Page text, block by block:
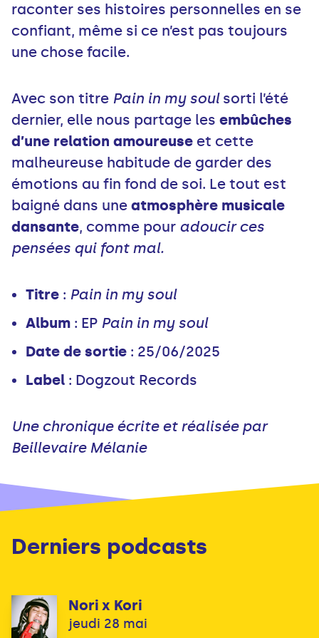
raconter ses histoires personnelles en se
confiant, même si ce n’est pas toujours
une chose facile.
Avec son titre Pain in my soulsorti l’été
dernier, elle nous partage les embûches
d’une relation amoureuse et cette
malheureuse habitude de garder des
émotions au fin fond de soi. Le tout est
baigné dans une atmosphère musicale
dansante, comme pour adoucir ces
pensées qui font mal.
Titre : Pain in my soul
Album : EP Pain in my soul
Date de sortie : 25/06/2025
Label : Dogzout Records
Une chronique écrite et réalisée par
Beillevaire Mélanie
Derniers podcasts
Nori x Kori
jeudi 28 mai